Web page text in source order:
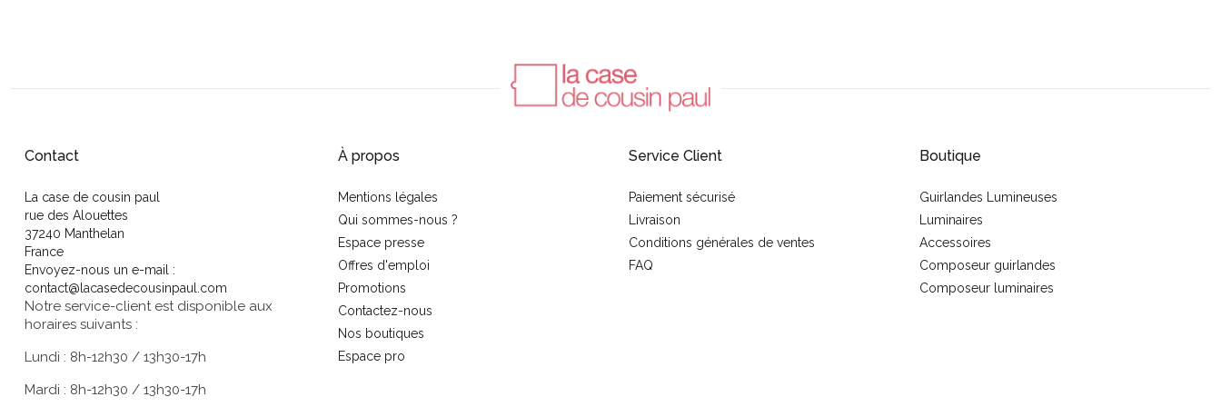
Contact
La case de cousin paul
rue des Alouettes
37240 Manthelan
France
Envoyez-nous un e-mail :
contact@lacasedecousinpaul.com
Notre service-client est disponible aux
horaires suivants :
Lundi : 8h-12h30 / 13h30-17h
Mardi : 8h-12h30 / 13h30-17h
À propos
Mentions légales
Qui sommes-nous ?
Espace presse
Offres d'emploi
Promotions
Contactez-nous
Nos boutiques
Espace pro
Service Client
Paiement sécurisé
Livraison
Conditions générales de ventes
FAQ
Boutique
Guirlandes Lumineuses
Luminaires
Accessoires
Composeur guirlandes
Composeur luminaires